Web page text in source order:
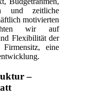
und zeitliche
motivierten
wir auf
Flexibilität der
eine
–